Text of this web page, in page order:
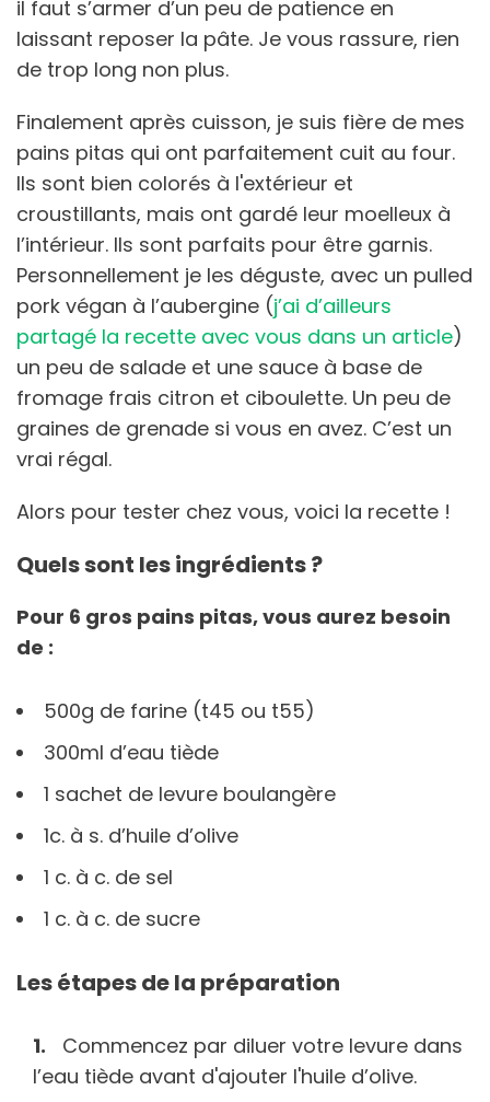
il faut s’armer d’un peu de patience en
laissant reposer la pâte. Je vous rassure, rien
de trop long non plus.
Finalement après cuisson, je suis fière de mes
pains pitas qui ont parfaitement cuit au four.
Ils sont bien colorés à l'extérieur et
croustillants, mais ont gardé leur moelleux à
l’intérieur. Ils sont parfaits pour être garnis.
Personnellement je les déguste, avec un pulled
pork végan à l’aubergine (j’ai d’ailleurs
partagé la recette avec vous dans un article)
un peu de salade et une sauce à base de
fromage frais citron et ciboulette. Un peu de
graines de grenade si vous en avez. C’est un
vrai régal.
Alors pour tester chez vous, voici la recette !
Quels sont les ingrédients ?
Pour 6 gros pains pitas, vous aurez besoin
de :
500g de farine (t45 ou t55)
300ml d’eau tiède
1 sachet de levure boulangère
1c. à s. d’huile d’olive
1 c. à c. de sel
1 c. à c. de sucre
Les étapes de la préparation
Commencez par diluer votre levure dans
l’eau tiède avant d'ajouter l'huile d’olive.